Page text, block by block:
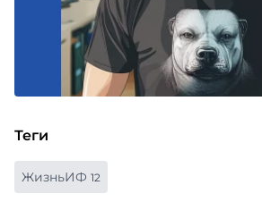
Теги
ЖизньИФ 12